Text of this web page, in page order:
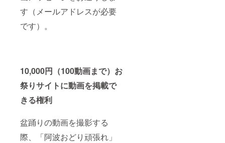
す（メールアドレスが必要
です）。
10,000円（100動画まで）お
祭りサイトに動画を掲載で
きる権利
盆踊りの動画を撮影する
際、「阿波おどり頑張れ」